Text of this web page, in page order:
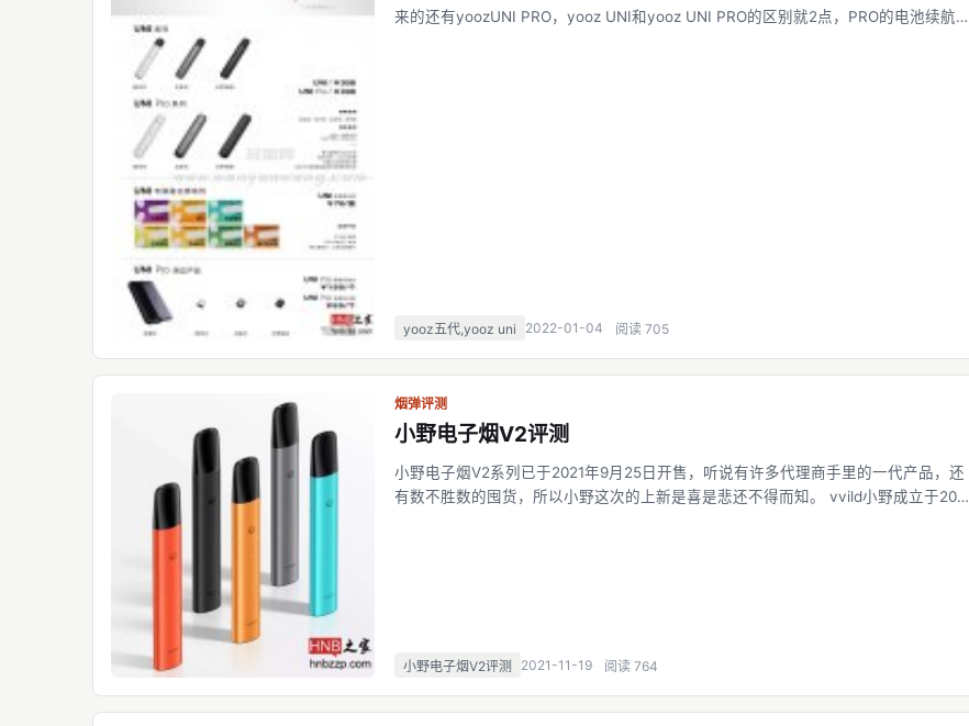
来的还有yoozUNI PRO，yooz UNI和yooz UNI PRO的区别就2点，PRO的电池续航更
yooz五代,yooz uni 2022-01-04 阅读 705
烟弹评测
小野电子烟V2评测
小野电子烟V2系列已于2021年9月25日开售，听说有许多代理商手里的一代产品，还
有数不胜数的囤货，所以小野这次的上新是喜是悲还不得而知。 vvild小野成立于2019
小野电子烟V2评测 2021-11-19 阅读 764